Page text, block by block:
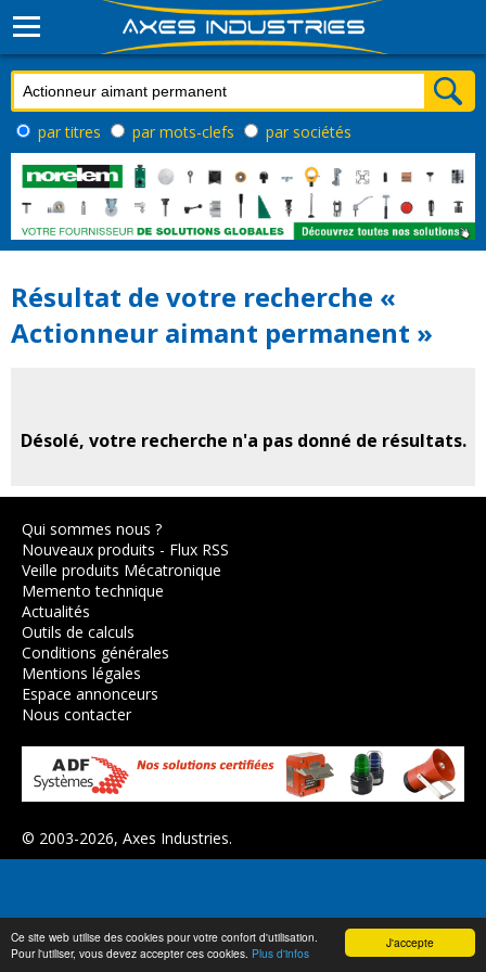
J'accepte
Ce site web utilise des cookies pour votre confort d'utilisation.
Pour l'utiliser, vous devez accepter ces cookies. Plus d'infos
par titres par mots-clefs par sociétés
Résultat de votre recherche «
Actionneur aimant permanent »
Désolé, votre recherche n'a pas donné de résultats.
Qui sommes nous ?
Nouveaux produits - Flux RSS
Veille produits Mécatronique
Memento technique
Actualités
Outils de calculs
Conditions générales
Mentions légales
Espace annonceurs
Nous contacter
© 2003-2026, Axes Industries.